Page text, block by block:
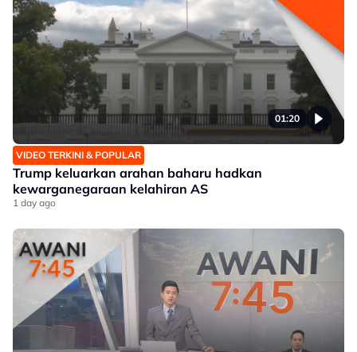
01:20
VIDEO TERKINI & POPULAR
Trump keluarkan arahan baharu hadkan
kewarganegaraan kelahiran AS
1 day ago